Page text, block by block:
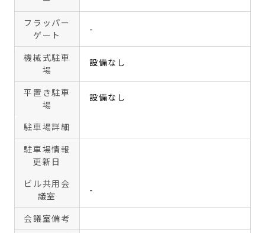
フラッパー
ゲート
-
機械式駐車
場
設備なし
平置き駐車
場
設備なし
駐車場詳細
駐車場情報
更新日
ビル共用会
議室
-
会議室備考